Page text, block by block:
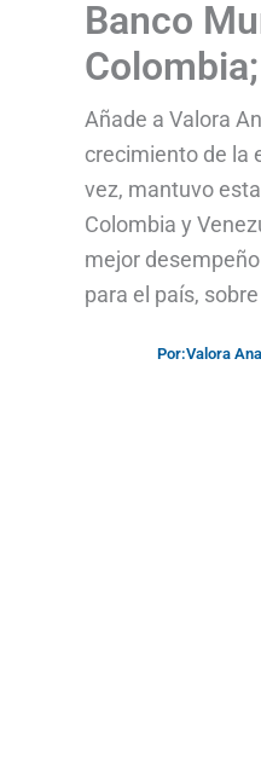
Banco
Añade a Valora
crecimiento de la
vez, mantuvo
Colombia y
mejor
para el país,
Por:Valora